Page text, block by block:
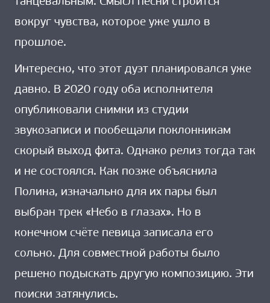
вокруг чувства, которое уже ушло в
прошлое.
Интересно, что этот дуэт планировался уже
давно. В 2020 году оба исполнителя
опубликовали снимки из студии
звукозаписи и пообещали поклонникам
скорый выход фита. Однако релиз тогда так
и не состоялся. Как позже объяснила
Полина, изначально для их пары был
выбран трек «Небо в глазах». Но в
конечном счёте певица записала его
сольно. Для совместной работы было
решено подыскать другую композицию. Эти
поиски затянулись.